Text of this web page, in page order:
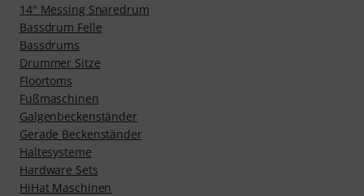
14" Messing Snaredrum
Bassdrum Felle
Bassdrums
Drummer Sitze
Floortoms
Fußmaschinen
Galgenbeckenständer
Gerade Beckenständer
Haltesysteme
Hardware Sets
HiHat Maschinen